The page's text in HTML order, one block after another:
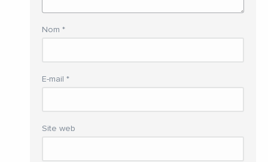
Nom *
E-mail *
Site web